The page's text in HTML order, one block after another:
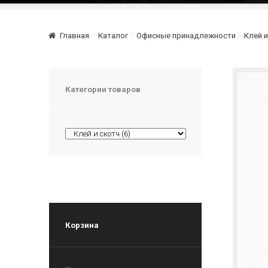
Главная Каталог Офисные принадлежности Клей
Категории товаров
Корзина